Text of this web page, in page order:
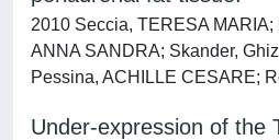
2010 Seccia, TERESA MARIA;
ANNA SANDRA; Skander,
Pessina, ACHILLE CESARE;
Under-expression of the